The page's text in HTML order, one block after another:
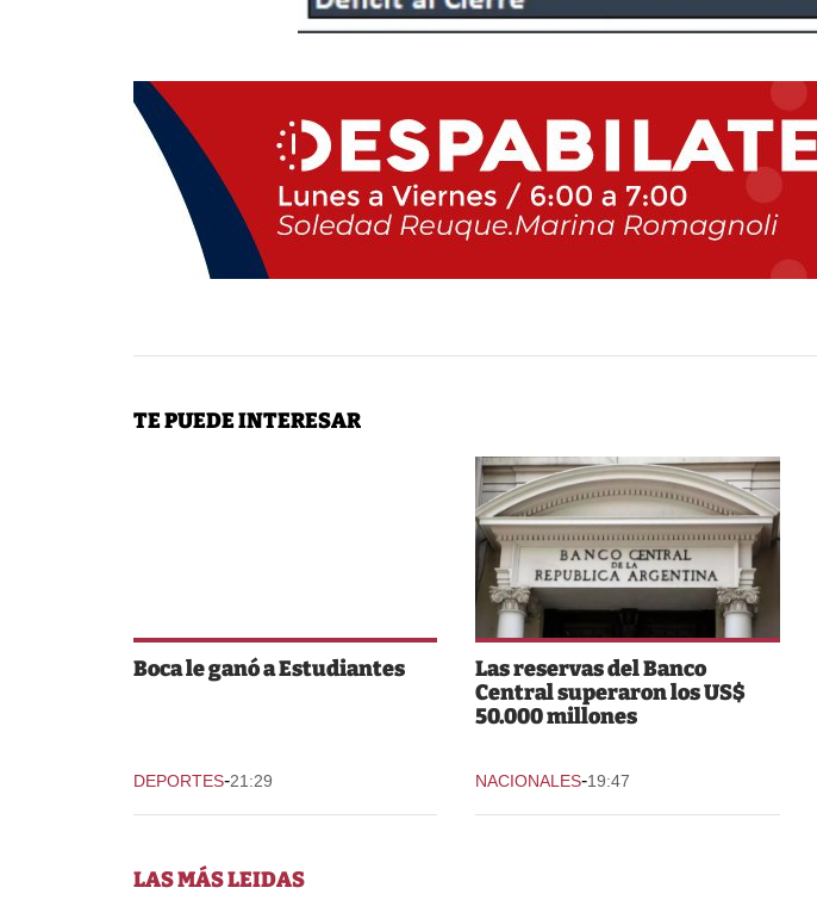
TE PUEDE INTERESAR
Boca le ganó a Estudiantes
DEPORTES-21:29
Las reservas del Banco
Central superaron los US$
50.000 millones
NACIONALES-19:47
LAS MÁS LEIDAS